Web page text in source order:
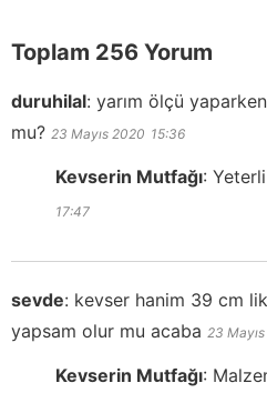
Toplam 256 Yorum
duruhilal: yarım ölçü
mu? 23 Mayıs 2020 15:36
Kevserin Mutfağı:
17:47
sevde: kevser hanim 39 cm
yapsam olur mu acaba 23
Kevserin Mutfağı: